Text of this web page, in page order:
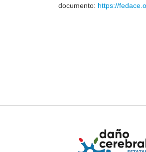
documento: https://